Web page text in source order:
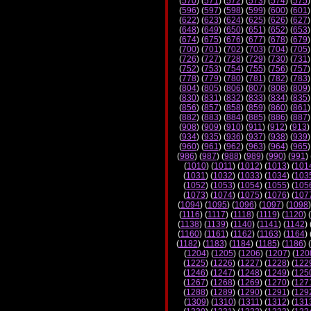
(596) (597) (598) (599) (600) (601
(622) (623) (624) (625) (626) (627
(648) (649) (650) (651) (652) (653
(674) (675) (676) (677) (678) (679
(700) (701) (702) (703) (704) (705
(726) (727) (728) (729) (730) (731
(752) (753) (754) (755) (756) (757
(778) (779) (780) (781) (782) (783
(804) (805) (806) (807) (808) (809
(830) (831) (832) (833) (834) (835
(856) (857) (858) (859) (860) (861
(882) (883) (884) (885) (886) (887
(908) (909) (910) (911) (912) (913)
(934) (935) (936) (937) (938) (939
(960) (961) (962) (963) (964) (965
(986) (987) (988) (989) (990) (991)
(1010) (1011) (1012) (1013) (
(1031) (1032) (1033) (1034) (
(1052) (1053) (1054) (1055) (
(1073) (1074) (1075) (1076) (
(1094) (1095) (1096) (1097) (1098
(1116) (1117) (1118) (1119) (1120) (
(1138) (1139) (1140) (1141) (1142)
(1160) (1161) (1162) (1163) (1164)
(1182) (1183) (1184) (1185) (1186) (
(1204) (1205) (1206) (1207) (
(1225) (1226) (1227) (1228) (
(1246) (1247) (1248) (1249) (
(1267) (1268) (1269) (1270) (
(1288) (1289) (1290) (1291) (
(1309) (1310) (1311) (1312) (